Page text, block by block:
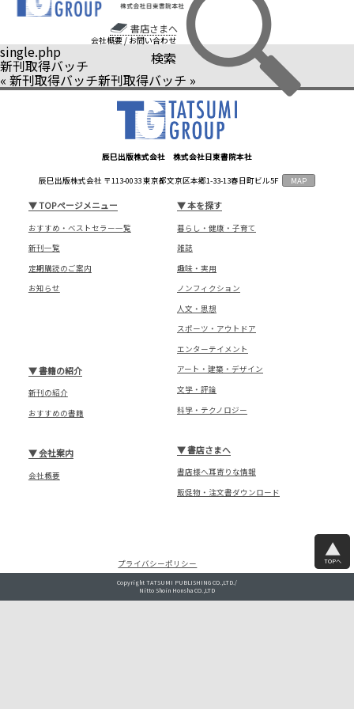
書店さまへ
会社概要 / お問い合わせ
検索
single.php
新刊取得バッチ
« 新刊取得バッチ新刊取得バッチ »
辰巳出版株式会社 株式会社日東書院本社
辰巳出版株式会社 〒113-0033 東京都文京区本郷1-33-13春日町ビル5F MAP
▼TOPページメニュー
おすすめ・ベストセラー一覧
新刊一覧
定期購読のご案内
お知らせ
▼本を探す
暮らし・健康・子育て
雑誌
趣味・実用
ノンフィクション
人文・思想
スポーツ・アウトドア
エンターテイメント
アート・建築・デザイン
文学・評論
科学・テクノロジー
▼書籍の紹介
新刊の紹介
おすすめの書籍
▼書店さまへ
書店様へ耳寄りな情報
販促物・注文書ダウンロード
▼会社案内
会社概要
プライバシーポリシー TOPへ
Copyright TATSUMI PUBLISHING CO.,LTD./
Nitto Shoin Honsha CO.,LTD